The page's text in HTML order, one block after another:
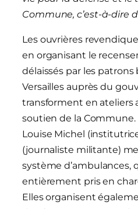
Commune, c’est-à-dire
Les ouvrières
en organisant le
délaissés par les
Versailles auprès du
transforment en ateliers
soutien de la Commune.
Louise Michel
(journaliste militante)
système d’ambulances,
entièrement pris en
Elles organisent